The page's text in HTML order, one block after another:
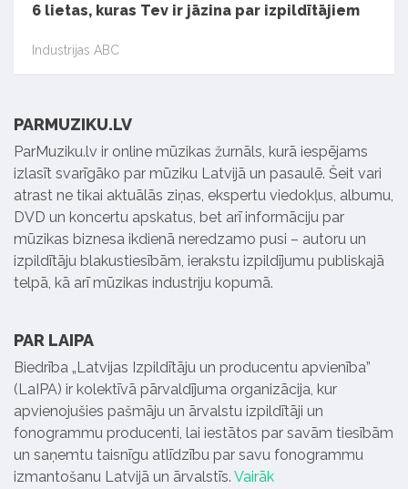
6 lietas, kuras Tev ir jāzina par izpildītājiem
Industrijas ABC
PARMUZIKU.LV
ParMuziku.lv ir online mūzikas žurnāls, kurā iespējams
izlasīt svarīgāko par mūziku Latvijā un pasaulē. Šeit vari
atrast ne tikai aktuālās ziņas, ekspertu viedokļus, albumu,
DVD un koncertu apskatus, bet arī informāciju par
mūzikas biznesa ikdienā neredzamo pusi – autoru un
izpildītāju blakustiesībām, ierakstu izpildījumu publiskajā
telpā, kā arī mūzikas industriju kopumā.
PAR LAIPA
Biedrība „Latvijas Izpildītāju un producentu apvienība”
(LaIPA) ir kolektīvā pārvaldījuma organizācija, kur
apvienojušies pašmāju un ārvalstu izpildītāji un
fonogrammu producenti, lai iestātos par savām tiesībām
un saņemtu taisnīgu atlīdzību par savu fonogrammu
izmantošanu Latvijā un ārvalstīs. Vairāk